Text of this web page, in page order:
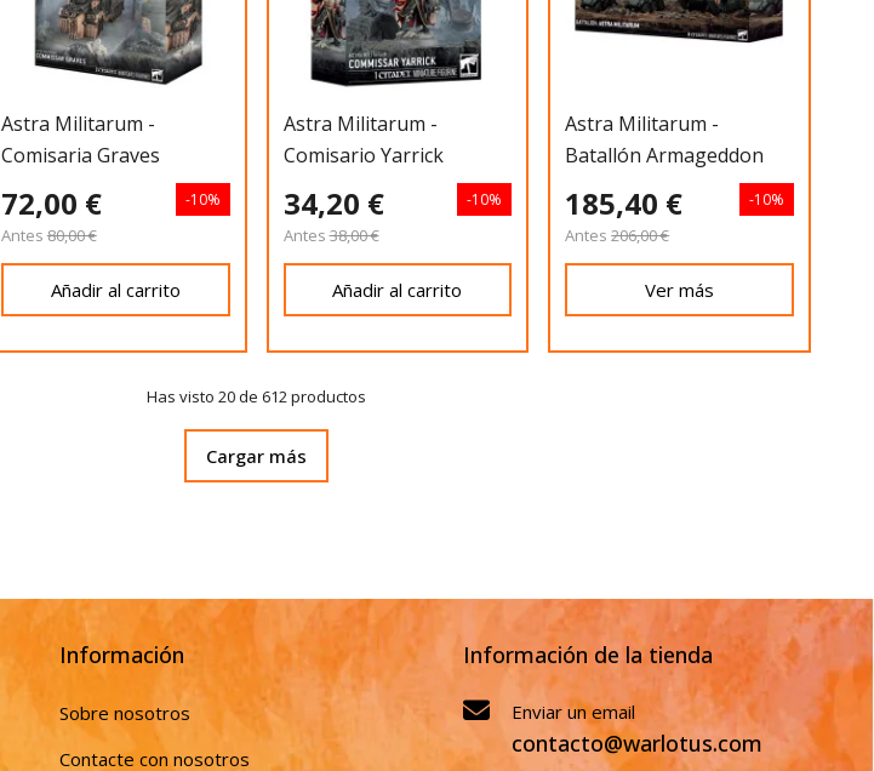
Astra Militarum -
Comisaria Graves
72,00 €
Antes 80,00 €
-10%
Añadir al carrito
Astra Militarum -
Comisario Yarrick
34,20 €
Antes38,00 €
-10%
Añadir al carrito
Astra Militarum -
Batallón Armageddon
185,40 €
Antes 206,00 €
-10%
Ver más
Has visto 20 de 612 productos
Cargar más
Información
Sobre nosotros
Contacte con nosotros
Información de la tienda
Enviar un email
contacto@warlotus.com